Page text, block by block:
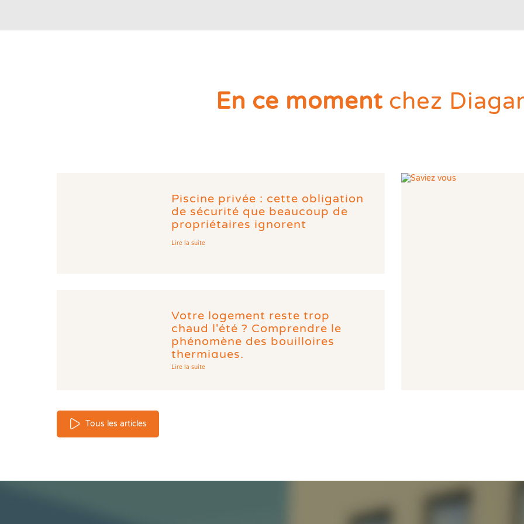
En ce momentchez
Piscine privée : cette obligation
de sécurité que beaucoup de
propriétaires ignorent
Lire la suite
Votre logement reste trop
chaud l'été ? Comprendre le
phénomène des bouilloires
thermiques.
Lire la suite
Tous les articles